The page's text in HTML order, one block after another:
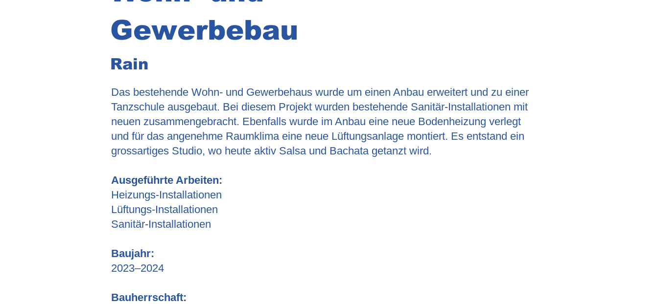
Gewerbebau
Rain
Das bestehende Wohn- und Gewerbehaus wurde um einen Anbau erweitert und zu einer
Tanzschule ausgebaut. Bei diesem Projekt wurden bestehende Sanitär-Installationen mit
neuen zusammengebracht. Ebenfalls wurde im Anbau eine neue Bodenheizung verlegt
und für das angenehme Raumklima eine neue Lüftungsanlage montiert. Es entstand ein
grossartiges Studio, wo heute aktiv Salsa und Bachata getanzt wird.
Ausgeführte Arbeiten:
Heizungs-Installationen
Lüftungs-Installationen
Sanitär-Installationen
Baujahr:
2023–2024
Bauherrschaft: